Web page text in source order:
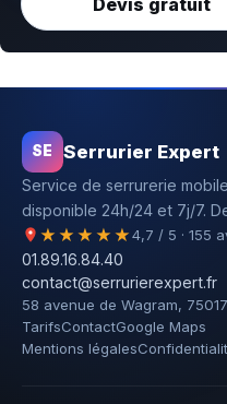
SE Serrurier Expert
Service de serrurerie
disponible 24h/24 et 7j/7.
★★★★★4,7 / 5 · 155
01.89.16.84.40
contact@serrurierexpert.fr
58 avenue de Wagram,
TarifsContactGoogle Maps
Mentions légales